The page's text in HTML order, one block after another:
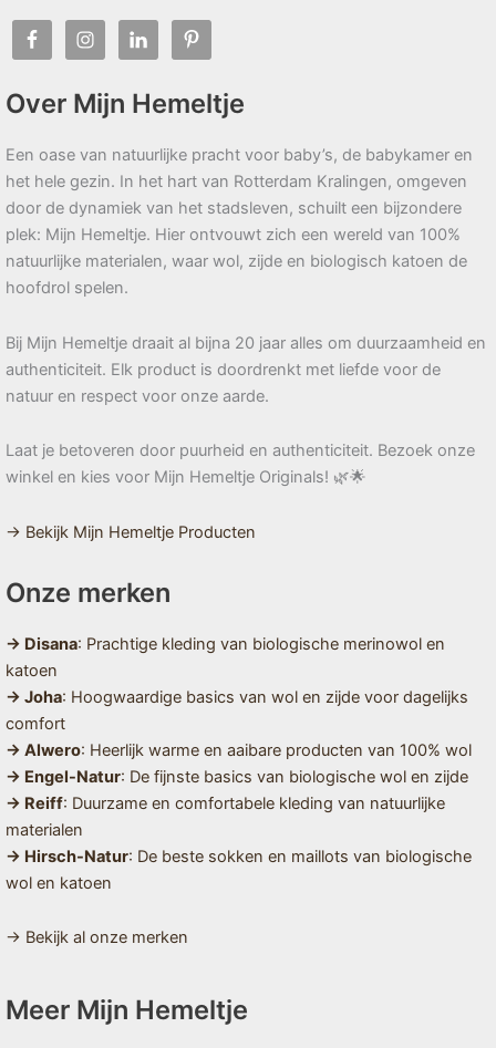
Over Mijn Hemeltje
Een oase van natuurlijke pracht voor baby’s, de babykamer en
het hele gezin. In het hart van Rotterdam Kralingen, omgeven
door de dynamiek van het stadsleven, schuilt een bijzondere
plek: Mijn Hemeltje. Hier ontvouwt zich een wereld van 100%
natuurlijke materialen, waar wol, zijde en biologisch katoen de
hoofdrol spelen.
Bij Mijn Hemeltje draait al bijna 20 jaar alles om duurzaamheid en
authenticiteit. Elk product is doordrenkt met liefde voor de
natuur en respect voor onze aarde.
Laat je betoveren door puurheid en authenticiteit. Bezoek onze
winkel en kies voor Mijn Hemeltje Originals! 🌿🌟
→ Bekijk Mijn Hemeltje Producten
Onze merken
→ Disana: Prachtige kleding van biologische merinowol en
katoen
→ Joha: Hoogwaardige basics van wol en zijde voor dagelijks
comfort
→ Alwero: Heerlijk warme en aaibare producten van 100% wol
→ Engel-Natur: De fijnste basics van biologische wol en zijde
→ Reiff: Duurzame en comfortabele kleding van natuurlijke
materialen
→ Hirsch-Natur: De beste sokken en maillots van biologische
wol en katoen
→ Bekijk al onze merken
Meer Mijn Hemeltje